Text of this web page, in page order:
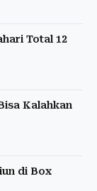
Total 12
Kalahkan
di Box